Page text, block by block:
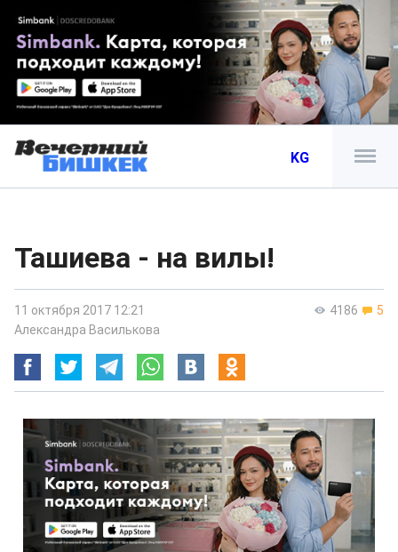
KG
Ташиева - на вилы!
4186 5
11 октября 2017 12:21
Александра Василькова